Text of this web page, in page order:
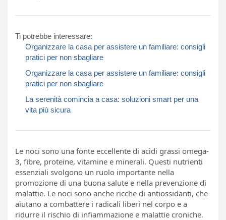
Ti potrebbe interessare:
Organizzare la casa per assistere un familiare: consigli
pratici per non sbagliare
Organizzare la casa per assistere un familiare: consigli
pratici per non sbagliare
La serenità comincia a casa: soluzioni smart per una
vita più sicura
Le noci sono una fonte eccellente di acidi grassi omega-
3, fibre, proteine, vitamine e minerali. Questi nutrienti
essenziali svolgono un ruolo importante nella
promozione di una buona salute e nella prevenzione di
malattie. Le noci sono anche ricche di antiossidanti, che
aiutano a combattere i radicali liberi nel corpo e a
ridurre il rischio di infiammazione e malattie croniche.